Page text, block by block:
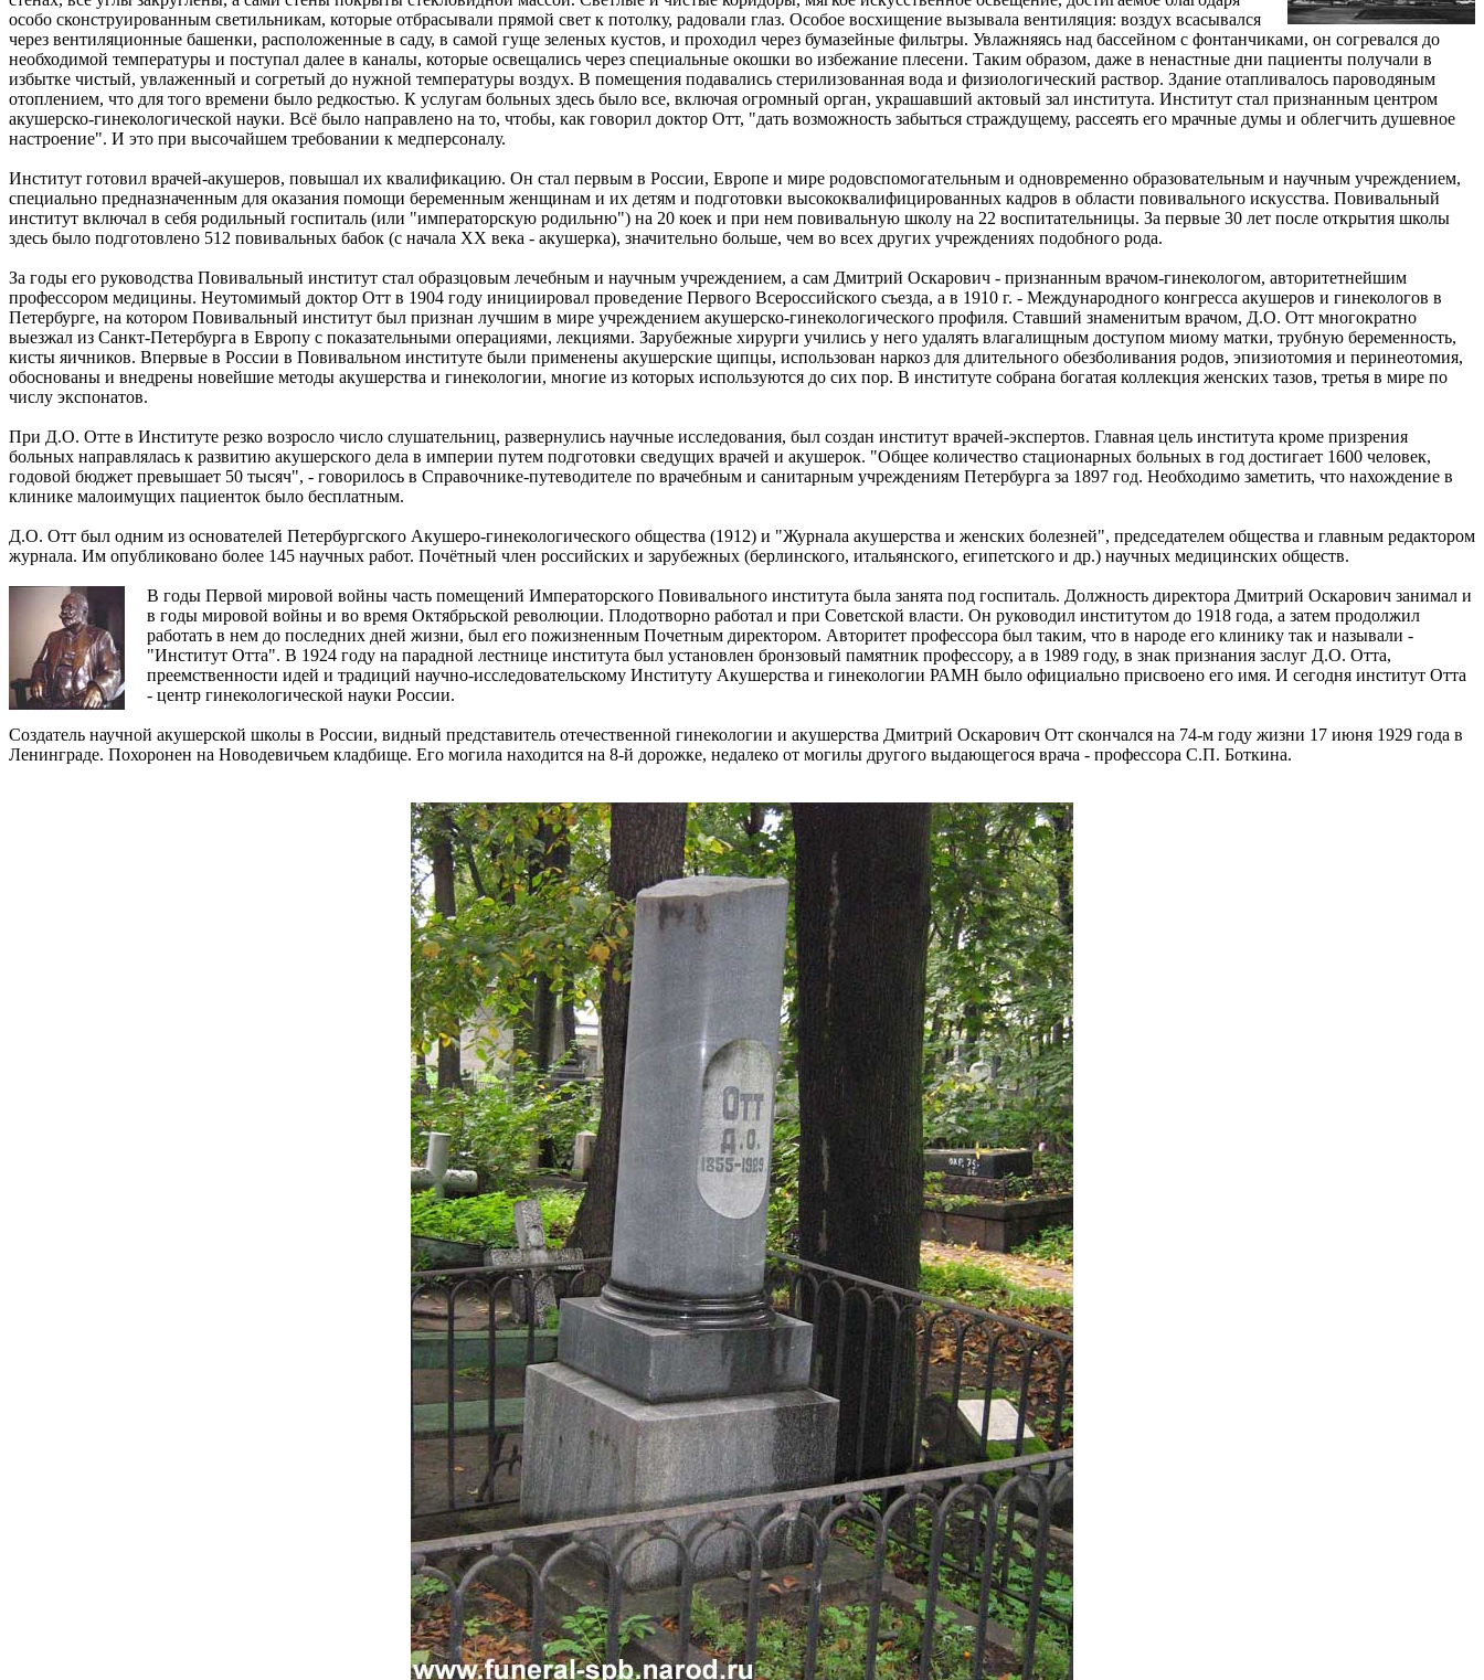
особо сконструированным светильникам, которые отбрасывали прямой свет к потолку, радовали глаз. Особое восхищение вызывала вентиляция: воздух всасывался
через вентиляционные башенки, расположенные в саду, в самой гуще зеленых кустов, и проходил через бумазейные фильтры. Увлажняясь над бассейном с фонтанчиками, он согревался до
необходимой температуры и поступал далее в каналы, которые освещались через специальные окошки во избежание плесени. Таким образом, даже в ненастные дни пациенты получали в
избытке чистый, увлаженный и согретый до нужной температуры воздух. В помещения подавались стерилизованная вода и физиологический раствор. Здание отапливалось пароводяным
отоплением, что для того времени было редкостью. К услугам больных здесь было все, включая огромный орган, украшавший актовый зал института. Институт стал признанным центром
акушерско-гинекологической науки. Всё было направлено на то, чтобы, как говорил доктор Отт, "дать возможность забыться страждущему, рассеять его мрачные думы и облегчить душевное
настроение". И это при высочайшем требовании к медперсоналу.
Институт готовил врачей-акушеров, повышал их квалификацию. Он стал первым в России, Европе и мире родовспомогательным и одновременно образовательным и научным учреждением,
специально предназначенным для оказания помощи беременным женщинам и их детям и подготовки высококвалифицированных кадров в области повивального искусства. Повивальный
институт включал в себя родильный госпиталь (или "императорскую родильню") на 20 коек и при нем повивальную школу на 22 воспитательницы. За первые 30 лет после открытия школы
здесь было подготовлено 512 повивальных бабок (с начала XX века - акушерка), значительно больше, чем во всех других учреждениях подобного рода.
За годы его руководства Повивальный институт стал образцовым лечебным и научным учреждением, а сам Дмитрий Оскарович - признанным врачом-гинекологом, авторитетнейшим
профессором медицины. Неутомимый доктор Отт в 1904 году инициировал проведение Первого Всероссийского съезда, а в 1910 г. - Международного конгресса акушеров и гинекологов в
Петербурге, на котором Повивальный институт был признан лучшим в мире учреждением акушерско-гинекологического профиля. Ставший знаменитым врачом, Д.О. Отт многократно
выезжал из Санкт-Петербурга в Европу с показательными операциями, лекциями. Зарубежные хирурги учились у него удалять влагалищным доступом миому матки, трубную беременность,
кисты яичников. Впервые в России в Повивальном институте были применены акушерские щипцы, использован наркоз для длительного обезболивания родов, эпизиотомия и перинеотомия,
обоснованы и внедрены новейшие методы акушерства и гинекологии, многие из которых используются до сих пор. В институте собрана богатая коллекция женских тазов, третья в мире по
числу экспонатов.
При Д.О. Отте в Институте резко возросло число слушательниц, развернулись научные исследования, был создан институт врачей-экспертов. Главная цель института кроме призрения
больных направлялась к развитию акушерского дела в империи путем подготовки сведущих врачей и акушерок. "Общее количество стационарных больных в год достигает 1600 человек,
годовой бюджет превышает 50 тысяч", - говорилось в Справочнике-путеводителе по врачебным и санитарным учреждениям Петербурга за 1897 год. Необходимо заметить, что нахождение в
клинике малоимущих пациенток было бесплатным.
Д.О. Отт был одним из основателей Петербургского Акушеро-гинекологического общества (1912) и "Журнала акушерства и женских болезней", председателем общества и главным редактором
журнала. Им опубликовано более 145 научных работ. Почётный член российских и зарубежных (берлинского, итальянского, египетского и др.) научных медицинских обществ.
В годы Первой мировой войны часть помещений Императорского Повивального института была занята под госпиталь. Должность директора Дмитрий Оскарович занимал и
в годы мировой войны и во время Октябрьской революции. Плодотворно работал и при Советской власти. Он руководил институтом до 1918 года, а затем продолжил
работать в нем до последних дней жизни, был его пожизненным Почетным директором. Авторитет профессора был таким, что в народе его клинику так и называли -
"Институт Отта". В 1924 году на парадной лестнице института был установлен бронзовый памятник профессору, а в 1989 году, в знак признания заслуг Д.О. Отта,
преемственности идей и традиций научно-исследовательскому Институту Акушерства и гинекологии РАМН было официально присвоено его имя. И сегодня институт Отта
- центр гинекологической науки России.
Создатель научной акушерской школы в России, видный представитель отечественной гинекологии и акушерства Дмитрий Оскарович Отт скончался на 74-м году жизни 17 июня 1929 года в
Ленинграде. Похоронен на Новодевичьем кладбище. Его могила находится на 8-й дорожке, недалеко от могилы другого выдающегося врача - профессора С.П. Боткина.